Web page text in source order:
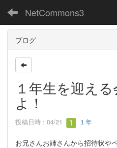
NetCommons3
ブログ
１年生を迎え
よ！
投稿日時 : 04/21 １年
お兄さんお姉さんから招待状や